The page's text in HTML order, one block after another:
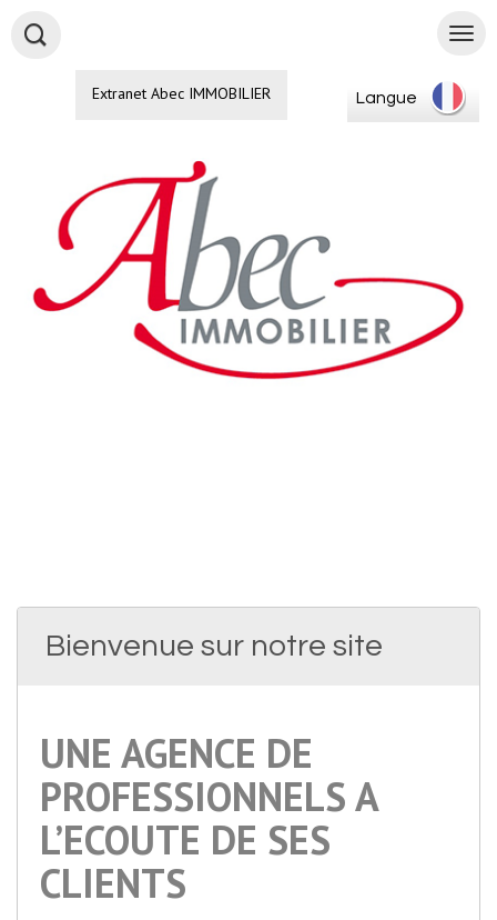
Extranet Abec IMMOBILIER Langue
Bienvenue sur notre site
UNE AGENCE DE
PROFESSIONNELS A
L’ECOUTE DE SES
CLIENTS